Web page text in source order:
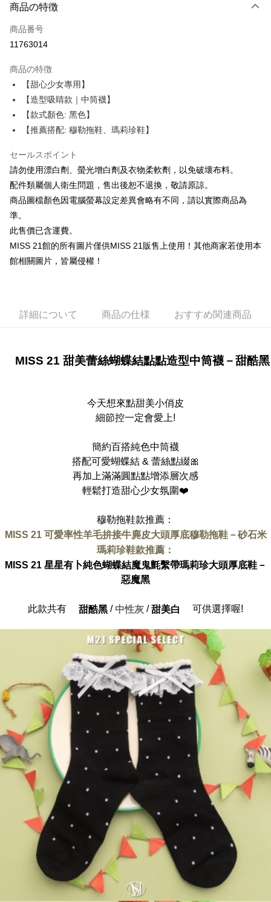
クレジットカード1回払い
クレジットカード分割払い
合作金庫商業銀行
華南商業銀行
上海商業儲蓄銀行
国泰世華商業銀行
台湾中小企業銀行
台中商業銀行
聯邦商業銀行
玉山商業銀行
星展(台湾)商業銀行
台新國際商業銀行
中国信託商業銀行
台湾楽天クレジットカード会社
6回払い、金利0、毎回
合作金庫商業銀行
華南商業銀行
上海商業儲蓄銀行
国泰世華商業銀行
兆豐國際商業銀行
HSBC(台湾)商業銀行
聯邦商業銀行
遠東国際商業銀行
元大商業銀行
永豐商業銀行
台新國際商業銀行
中国信託商業銀行
12回払い、金利0、毎回
合作金庫商業銀行
上海商業儲蓄銀行
台北富邦商業銀行
台湾中小企業銀行
HSBC(台湾)商業銀行
華泰商業銀行
聯邦商業銀行
遠東国際商業銀行
元大商業銀行
永豐商業銀行
台湾楽天クレジットカード会社
LINE Pay
Apple Pay
JKOPAY
Easy Wallet
Google Pay
ATM払い
配送方法
商品の特徴
商品番号
11763014
商品の特徴
【甜心少女專用】
【造型吸睛款｜中筒襪】
【款式顏色: 黑色】
【推薦搭配: 穆勒拖鞋、瑪莉珍鞋】
セールスポイント
請勿使用漂白劑、螢光增白劑及衣物柔軟劑，以免破壞布料。
配件類屬個人衛生問題，售出後恕不退換，敬請原諒。
商品圖檔顏色因電腦螢幕設定差異會略有不同，請以實際商品為
準。
此售價已含運費。
MISS 21館的所有圖片僅供MISS 21販售上使用！其他商家若使用本
館相關圖片，皆屬侵權！
詳細について 商品の仕様 おすすめ関連商品
MISS 21 甜美蕾絲蝴蝶結點點造型中筒襪－甜酷黑
今天想來點甜美小俏皮
細節控一定會愛上!
簡約百搭純色中筒襪
搭配可愛蝴蝶結 & 蕾絲點綴🎀
再加上滿滿圓點點增添層次感
輕鬆打造甜心少女氛圍❤️
穆勒拖鞋款推薦：
MISS 21 可愛率性羊毛拚接牛麂皮大頭厚底穆勒拖鞋－砂石米
瑪莉珍鞋款推薦：
MISS 21 星星有卜純色蝴蝶結魔鬼氈繫帶瑪莉珍大頭厚底鞋－
惡魔黑
此款共有 甜酷黑 / 中性灰 /甜美白 可供選擇喔!